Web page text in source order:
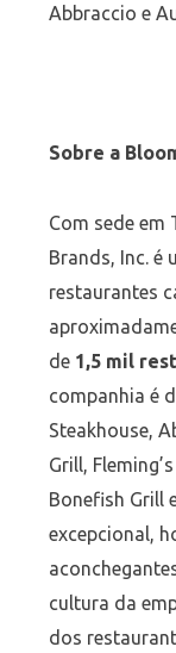
Abbraccio e
Sobre a
Com sede em
Brands, Inc. é
restaurantes
de 1,5 mil
companhia é
Steakhouse,
Grill,
Bonefish Grill
excepcional,
cultura da
dos